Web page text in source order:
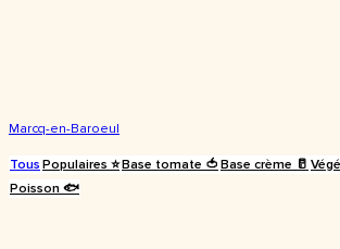
Marcq-en-Baroeul
Tous Populaires ⭐️Base tomate 🍅 Base crème 🥛
Poisson 🐟